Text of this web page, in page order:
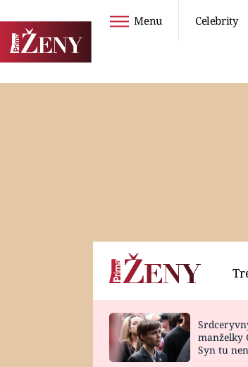
Menu Celebrity
Horoskopy
HOROSKOP NA
manželky
Syn tu